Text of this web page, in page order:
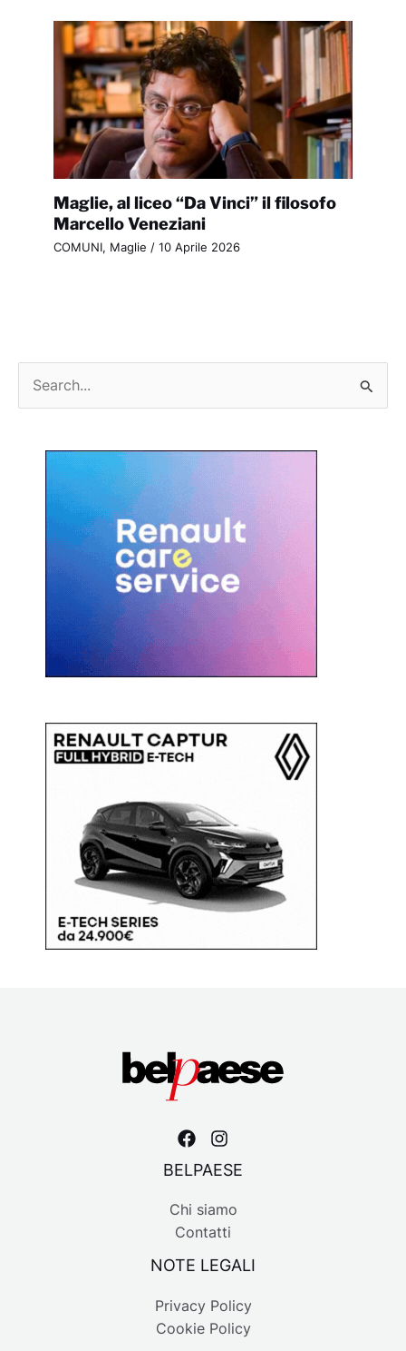
Maglie, al liceo “Da Vinci” il filosofo
Marcello Veneziani
COMUNI, Maglie / 10 Aprile 2026
BELPAESE
Chi siamo
Contatti
NOTE LEGALI
Privacy Policy
Cookie Policy